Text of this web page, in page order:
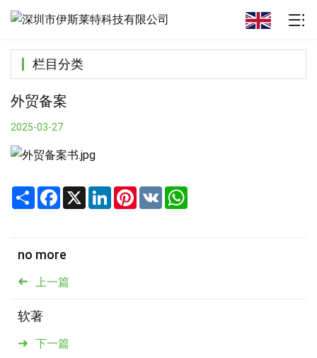
外贸备案
2025-03-27
Share Facebook
X LinkedInPinterest
VK
上一篇
no more
下一篇
软著
栏目分类